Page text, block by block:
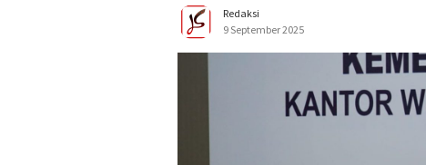
Redaksi
9 September 2025